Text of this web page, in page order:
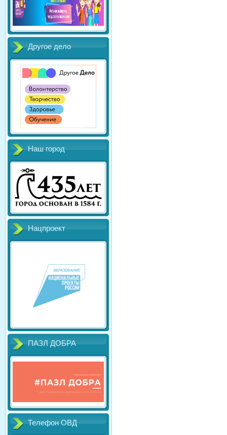
Другое дело
Наш город
Нацпроект
ПАЗЛ ДОБРА
Телефон ОВД